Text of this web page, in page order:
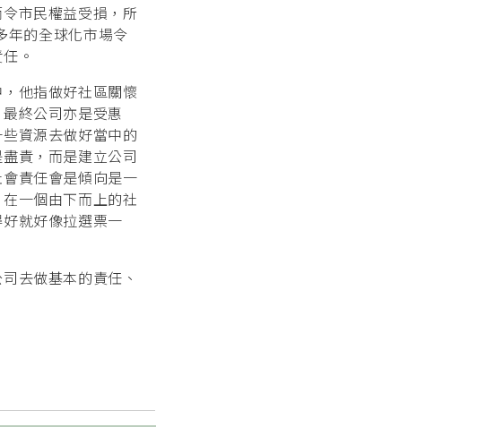
市民權益受損，所
年的全球化市場令
。
他指做好社區關懷
終公司亦是受惠
資源去做好當中的
責，而是建立公司
責任會是傾向是一
一個由下而上的社
就好像拉選票一
去做基本的責任、